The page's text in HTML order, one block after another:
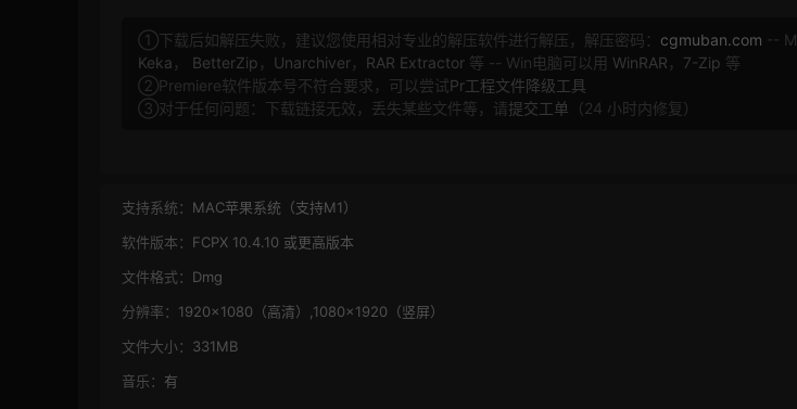
①下载后如解压失败，建议您使用相对专业的解压软件进行解压，解压密码： cgmuban.com --
Keka ， BetterZip ， Unarchiver， RAR Extractor 等 -- Win电脑可以用 WinRAR ， 7-Zip 等
②Premiere软件版本号不符合要求，可以尝试Pr工程文件降级工具
③对于任何问题：下载链接无效，丢失某些文件等，请提交工单 （24 小时内修复）
支持系统： MAC苹果系统（支持M1）
软件版本： FCPX 10.4.10 或更高版本
文件格式： Dmg
分辨率： 1920×1080（高清）,1080×1920（竖屏）
文件大小： 331MB
音乐： 有